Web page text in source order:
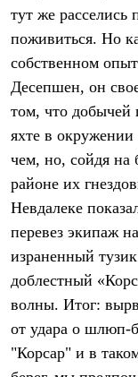
Утепленная
Комбинезоны
Куртки
Лёгкая одежда
Футболки
Брюки
Софтшелл одежда
Куртки
Флисовая одежда
Куртки
Брюки
Комбинезоны
Термобелье
Комплект термобелья
Снаряжение
Палатки и тенты
Палатки
Тенты
тут же
поживиться. Но
собственном
Десепшен, он
том, что добычей
яхте в окружении
чем, но, сойдя на
районе их
Невдалеке
перевез экипаж
израненный
доблестный
волны. Итог:
от удара о шлюп-
"Корсар" и в